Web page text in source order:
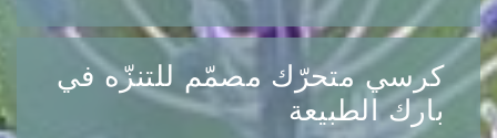
كرسي متحرّك مصمّم للتنزّه في
بارك الطبيعة